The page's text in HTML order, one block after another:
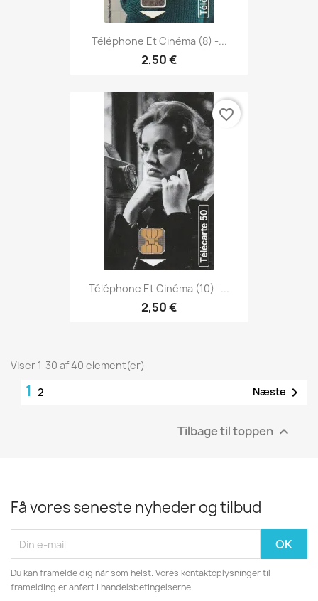
Téléphone Et Cinéma (8) -...
2,50 €
Téléphone Et Cinéma (10) -...
2,50 €
favorite_border
Viser 1-30 af 40 element(er)
1 2 Næste 
Tilbage til toppen 
Få vores seneste nyheder og tilbud
Du kan framelde dig når som helst. Vores kontaktoplysninger til
framelding er anført i handelsbetingelserne.